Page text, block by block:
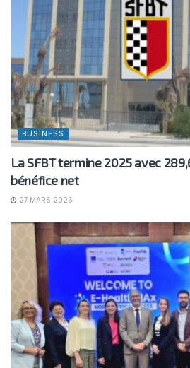
BUSINESS
La SFBT termine 2025 avec
bénéfice net
27 MARS 2026